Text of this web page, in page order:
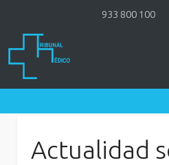
933 800 100
Actualidad